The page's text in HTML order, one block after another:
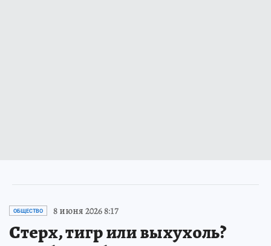
ОБЩЕСТВО 8 июня 2026 8:17
Стерх, тигр или выхухоль?